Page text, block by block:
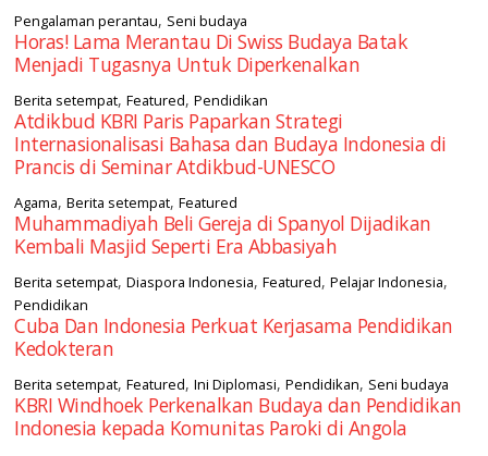
Pengalaman perantau, Seni budaya
Horas! Lama Merantau Di Swiss Budaya Batak
Menjadi Tugasnya Untuk Diperkenalkan
Berita setempat,Featured,Pendidikan
Atdikbud KBRI Paris Paparkan Strategi
Internasionalisasi Bahasa dan Budaya Indonesia di
Prancis di Seminar Atdikbud-UNESCO
Agama,Berita setempat,Featured
Muhammadiyah Beli Gereja di Spanyol Dijadikan
Kembali Masjid Seperti Era Abbasiyah
Berita setempat,Diaspora Indonesia,Featured,Pelajar Indonesia,
Pendidikan
Cuba Dan Indonesia Perkuat Kerjasama Pendidikan
Kedokteran
Berita setempat,Featured,Ini Diplomasi,Pendidikan, Seni budaya
KBRI Windhoek Perkenalkan Budaya dan Pendidikan
Indonesia kepada Komunitas Paroki di Angola